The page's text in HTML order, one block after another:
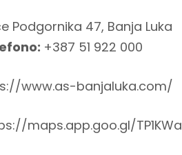
Podgornika 47, Banja Luka
+387 51 922 000
www.as-banjaluka.com/
maps.app.goo.gl/